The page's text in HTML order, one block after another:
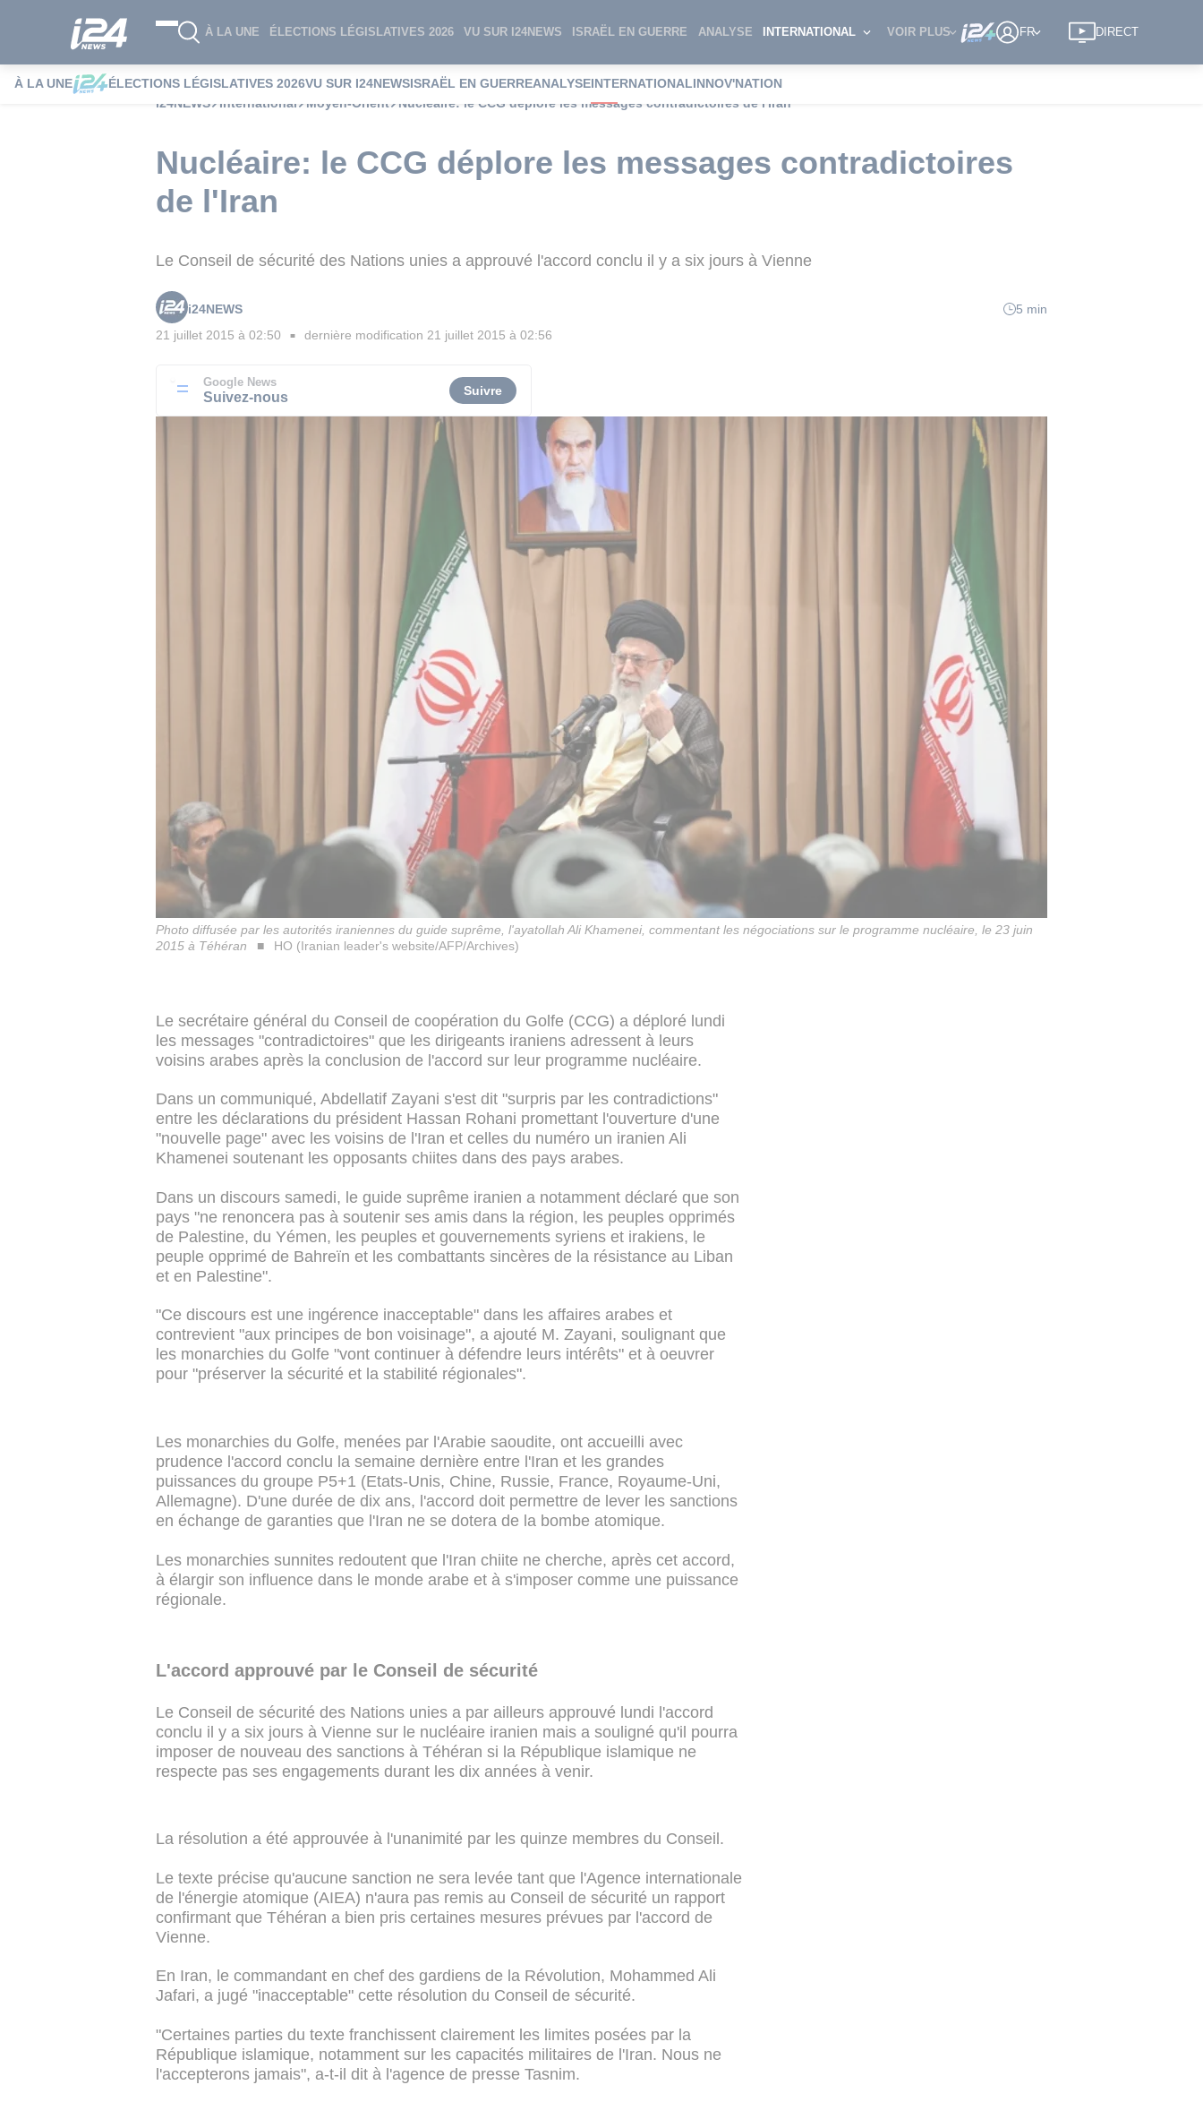
À LA UNE ÉLECTIONS LÉGISLATIVES 2026 VU SUR I24NEWS ISRAËL EN GUERRE ANALYSE INTERNATIONAL VOIR PLUS FR DIRECT
À LA UNE ÉLECTIONS LÉGISLATIVES 2026VU SUR I24NEWSISRAËL EN GUERREANALYSEINTERNATIONALINNOV'NATION
i24NEWS
International Moyen-Orient Nucléaire: le CCG déplore les messages contradictoires de l'Iran
Nucléaire: le CCG déplore les messages contradictoires
de l'Iran
Le Conseil de sécurité des Nations unies a approuvé l'accord conclu il y a six jours à Vienne
i24NEWS
5 min
21 juillet 2015 à 02:50 ■ dernière modification 21 juillet 2015 à 02:56
Google News
Suivez-nous Suivre
Photo diffusée par les autorités iraniennes du guide suprême, l'ayatollah Ali Khamenei, commentant les négociations sur le programme nucléaire, le 23 juin
2015 à Téhéran
HO (Iranian leader's website/AFP/Archives)
Le secrétaire général du Conseil de coopération du Golfe (CCG) a déploré lundi
les messages "contradictoires" que les dirigeants iraniens adressent à leurs
voisins arabes après la conclusion de l'accord sur leur programme nucléaire.
Dans un communiqué, Abdellatif Zayani s'est dit "surpris par les contradictions"
entre les déclarations du président Hassan Rohani promettant l'ouverture d'une
"nouvelle page" avec les voisins de l'Iran et celles du numéro un iranien Ali
Khamenei soutenant les opposants chiites dans des pays arabes.
Dans un discours samedi, le guide suprême iranien a notamment déclaré que son
pays "ne renoncera pas à soutenir ses amis dans la région, les peuples opprimés
de Palestine, du Yémen, les peuples et gouvernements syriens et irakiens, le
peuple opprimé de Bahreïn et les combattants sincères de la résistance au Liban
et en Palestine".
"Ce discours est une ingérence inacceptable" dans les affaires arabes et
contrevient "aux principes de bon voisinage", a ajouté M. Zayani, soulignant que
les monarchies du Golfe "vont continuer à défendre leurs intérêts" et à oeuvrer
pour "préserver la sécurité et la stabilité régionales".
Les monarchies du Golfe, menées par l'Arabie saoudite, ont accueilli avec
prudence l'accord conclu la semaine dernière entre l'Iran et les grandes
puissances du groupe P5+1 (Etats-Unis, Chine, Russie, France, Royaume-Uni,
Allemagne). D'une durée de dix ans, l'accord doit permettre de lever les sanctions
en échange de garanties que l'Iran ne se dotera de la bombe atomique.
Les monarchies sunnites redoutent que l'Iran chiite ne cherche, après cet accord,
à élargir son influence dans le monde arabe et à s'imposer comme une puissance
régionale.
L'accord approuvé par le Conseil de sécurité
Le Conseil de sécurité des Nations unies a par ailleurs approuvé lundi l'accord
conclu il y a six jours à Vienne sur le nucléaire iranien mais a souligné qu'il pourra
imposer de nouveau des sanctions à Téhéran si la République islamique ne
respecte pas ses engagements durant les dix années à venir.
La résolution a été approuvée à l'unanimité par les quinze membres du Conseil.
Le texte précise qu'aucune sanction ne sera levée tant que l'Agence internationale
de l'énergie atomique (AIEA) n'aura pas remis au Conseil de sécurité un rapport
confirmant que Téhéran a bien pris certaines mesures prévues par l'accord de
Vienne.
En Iran, le commandant en chef des gardiens de la Révolution, Mohammed Ali
Jafari, a jugé "inacceptable" cette résolution du Conseil de sécurité.
"Certaines parties du texte franchissent clairement les limites posées par la
République islamique, notamment sur les capacités militaires de l'Iran. Nous ne
l'accepterons jamais", a-t-il dit à l'agence de presse Tasnim.